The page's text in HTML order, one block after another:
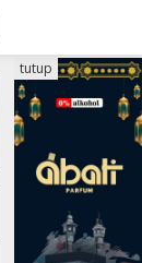
tutup